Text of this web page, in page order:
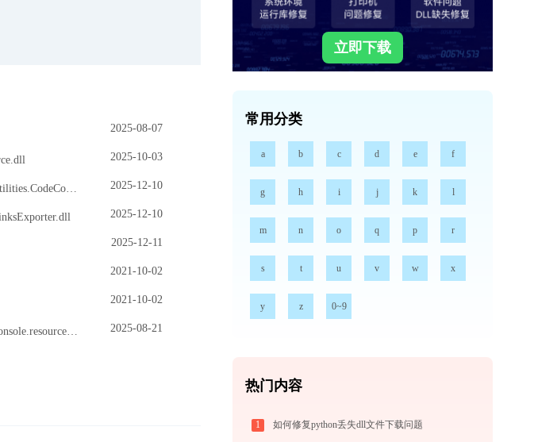
2025-08-07
2025-10-03
2025-12-10
2025-12-10
2025-12-11
2021-10-02
2021-10-02
2025-08-21
立即下载
常用分类
a b c d e f
g h i j k l
m n o q p r
s t u v w x
y z 0~9
热门内容
1 如何修复python丢失dll文件下载问题